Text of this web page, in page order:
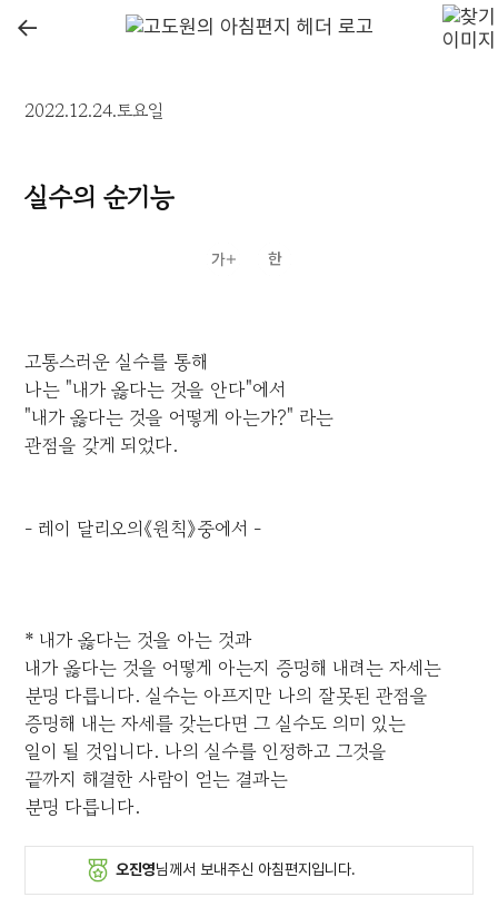
←
2022.12.24.토요일
실수의 순기능
고통스러운 실수를 통해
나는 "내가 옳다는 것을 안다"에서
"내가 옳다는 것을 어떻게 아는가?" 라는
관점을 갖게 되었다.
- 레이 달리오의《원칙》중에서 -
* 내가 옳다는 것을 아는 것과
내가 옳다는 것을 어떻게 아는지 증명해 내려는 자세는
분명 다릅니다. 실수는 아프지만 나의 잘못된 관점을
증명해 내는 자세를 갖는다면 그 실수도 의미 있는
일이 될 것입니다. 나의 실수를 인정하고 그것을
끝까지 해결한 사람이 얻는 결과는
분명 다릅니다.
오진영님께서 보내주신 아침편지입니다.